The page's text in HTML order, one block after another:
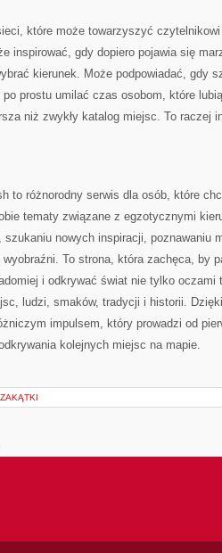
które może towarzyszyć
inspirować, gdy dopiero pojawia się
kierunek. Może podpowiadać, gdy
prostu umilać czas osobom, które
niż zwykły katalog miejsc. To raczej
to różnorodny serwis dla osób, które
tematy związane z egzotycznymi
szukaniu nowych inspiracji, poznawaniu
wyobraźni. To strona, która zachęca, by
i odkrywać świat nie tylko oczami
ludzi, smaków, tradycji i historii.
impulsem, który prowadzi od
kolejnych miejsc na mapie.